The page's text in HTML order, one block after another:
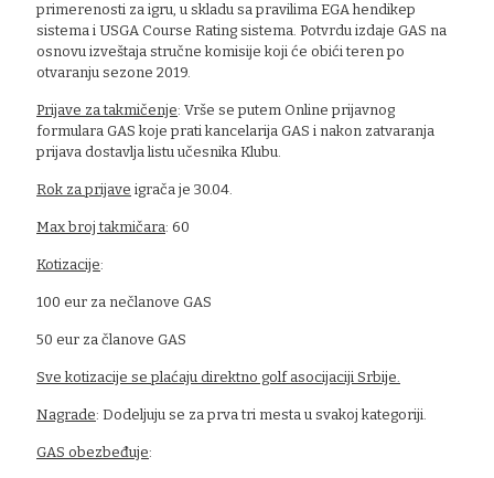
primerenosti za igru, u skladu sa pravilima EGA hendikep
sistema i USGA Course Rating sistema. Potvrdu izdaje GAS na
osnovu izveštaja stručne komisije koji će obići teren po
otvaranju sezone 2019.
Prijave za takmičenje: Vrše se putem Online prijavnog
formulara GAS koje prati kancelarija GAS i nakon zatvaranja
prijava dostavlja listu učesnika Klubu.
Rok za prijave igrača je 30.04.
Max broj takmičara: 60
Kotizacije:
100 eur za nečlanove GAS
50 eur za članove GAS
Sve kotizacije se plaćaju direktno golf asocijaciji Srbije.
Nagrade: Dodeljuju se za prva tri mesta u svakoj kategoriji.
GAS obezbeđuje: